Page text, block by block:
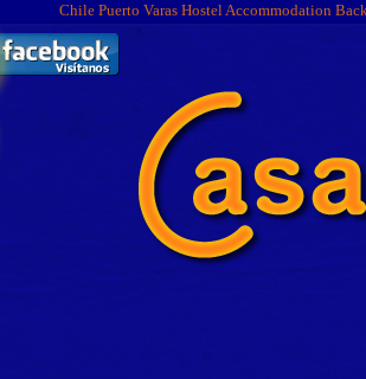
Chile Puerto Varas Hostel Accommodation